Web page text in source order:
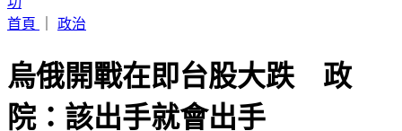
烏俄開戰在即台股大跌 政
院：該出手就會出手